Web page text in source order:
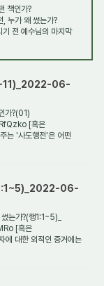
책인가?
누가 왜 썼는가?
전 예수님의 마지막
06-
가?(01)
[혹은
'사도행전'은 어떤
1:1~5)_2022-06-
는가?(행1:1~5)_
[혹은
대한 외적인 증거에는